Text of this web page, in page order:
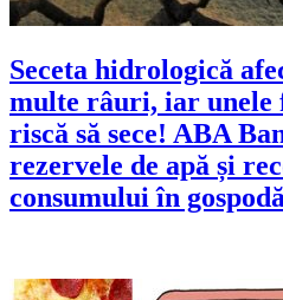
Seceta hidrologică
multe râuri, iar unele
riscă să sece! ABA
rezervele de apă și
consumului în